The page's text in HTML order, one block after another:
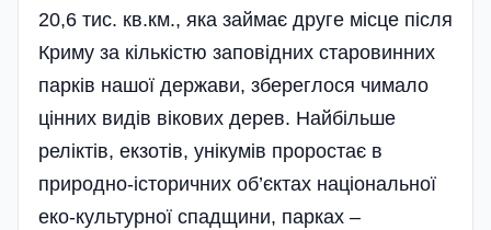
20,6 тис. кв.км., яка займає друге місце після
Криму за кількістю заповідних старовинних
парків нашої держави, збереглося чимало
цінних видів вікових дерев. Найбільше
реліктів, екзотів, унікумів проростає в
природно-історичних об’єктах національної
еко-культурної спадщини, парках –